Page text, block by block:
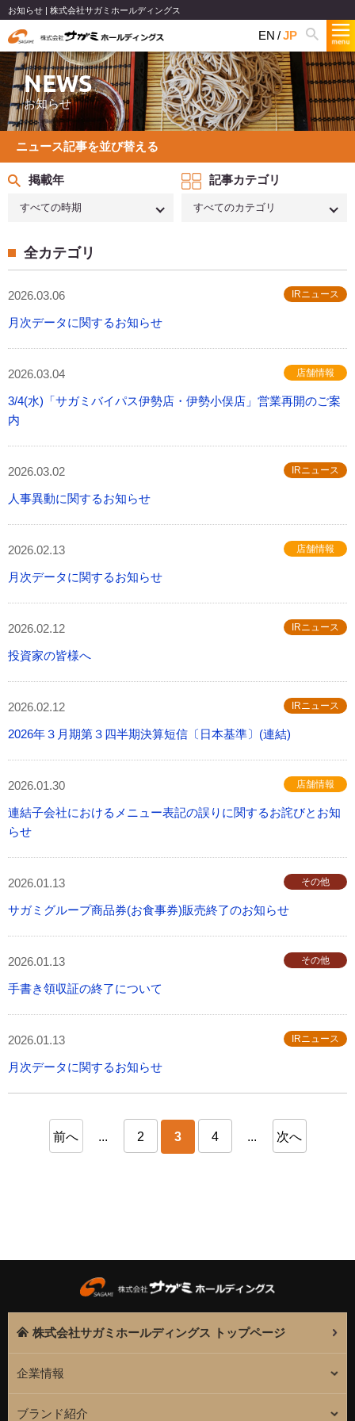
お知らせ | 株式会社サガミホールディングス
EN JP
NEWS
お知らせ
ニュース記事を並び替える
掲載年
すべての時期
記事カテゴリ
すべてのカテゴリ
全カテゴリ
2026.03.06 IRニュース
月次データに関するお知らせ
2026.03.04 店舗情報
3/4(水)「サガミバイパス伊勢店・伊勢小俣店」営業再開のご案
内
2026.03.02 IRニュース
人事異動に関するお知らせ
2026.02.13 店舗情報
月次データに関するお知らせ
2026.02.12 IRニュース
投資家の皆様へ
2026.02.12 IRニュース
2026年３月期第３四半期決算短信〔日本基準〕(連結)
2026.01.30 店舗情報
連結子会社におけるメニュー表記の誤りに関するお詫びとお知
らせ
2026.01.13 その他
サガミグループ商品券(お食事券)販売終了のお知らせ
2026.01.13 その他
手書き領収証の終了について
2026.01.13 IRニュース
月次データに関するお知らせ
前へ ... 2 3 4 ... 次へ
株式会社サガミホールディングス トップページ
企業情報
ブランド紹介